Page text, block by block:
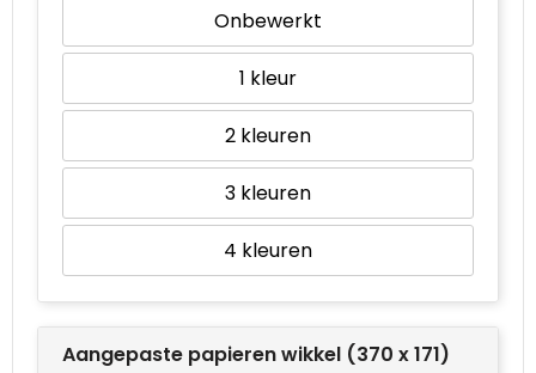
Onbewerkt
1
2
3
4
Aangepaste papieren wikkel (370 x 171)